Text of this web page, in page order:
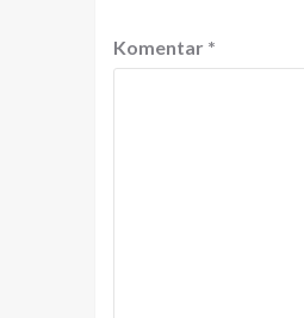
Komentar *